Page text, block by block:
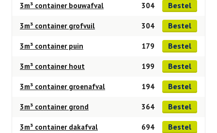
3m³ container bouwafval 304 Bestel
3m³ container grofvuil 304 Bestel
3m³ container puin 179 Bestel
3m³ container hout 199 Bestel
3m³ container groenafval 194 Bestel
3m³ container grond 364 Bestel
3m³ container dakafval 694 Bestel